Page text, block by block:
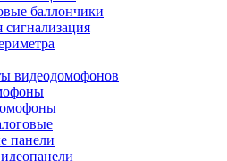
баллончики
видеодомофонов
панели